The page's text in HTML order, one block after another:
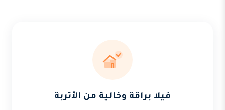
فيلا براقة وخالية من الأتربة